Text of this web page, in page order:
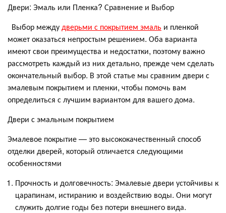
Двери: Эмаль или Пленка? Сравнение и Выбор
Выбор междудверьми с покрытием эмаль и пленкой
может оказаться непростым решением. Оба варианта
имеют свои преимущества и недостатки, поэтому важно
рассмотреть каждый из них детально, прежде чем сделать
окончательный выбор. В этой статье мы сравним двери с
эмалевым покрытием и пленки, чтобы помочь вам
определиться с лучшим вариантом для вашего дома.
Двери с эмальным покрытием
Эмалевое покрытие — это высококачественный способ
отделки дверей, который отличается следующими
особенностями
Прочность и долговечность: Эмалевые двери устойчивы к
царапинам, истиранию и воздействию воды. Они могут
служить долгие годы без потери внешнего вида.